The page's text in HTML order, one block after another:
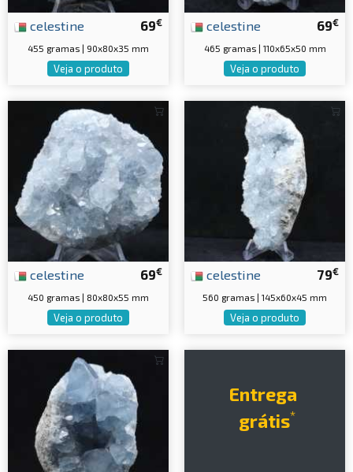
69€
celestine
455 gramas | 90x80x35 mm
Veja o produto
69€
celestine
465 gramas | 110x65x50 mm
Veja o produto
69€
celestine
450 gramas | 80x80x55 mm
Veja o produto
79€
celestine
560 gramas | 145x60x45 mm
Veja o produto
Entrega
grátis*